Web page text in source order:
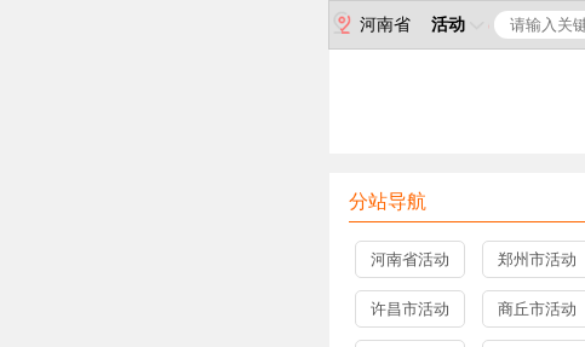
河南省 活动
分站导航
河南省活动 郑州市活动
许昌市活动 商丘市活动